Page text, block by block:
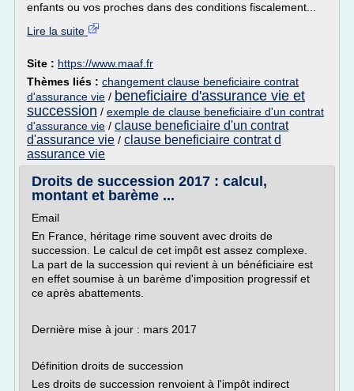
enfants ou vos proches dans des conditions fiscalement...
Lire la suite
Site : https://www.maaf.fr
Thèmes liés : changement clause beneficiaire contrat
d'assurance vie / beneficiaire d'assurance vie et
succession / exemple de clause beneficiaire d'un contrat
d'assurance vie / clause beneficiaire d'un contrat
d'assurance vie / clause beneficiaire contrat d
assurance vie
Droits de succession 2017 : calcul,
montant et barème ...
Email
En France, héritage rime souvent avec droits de
succession. Le calcul de cet impôt est assez complexe.
La part de la succession qui revient à un bénéficiaire est
en effet soumise à un barème d'imposition progressif et
ce après abattements.
Dernière mise à jour : mars 2017
Définition droits de succession
Les droits de succession renvoient à l'impôt indirect